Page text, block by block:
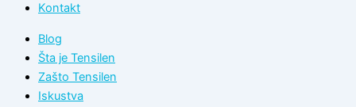
Kontakt
Blog
Šta je Tensilen
Zašto Tensilen
Iskustva